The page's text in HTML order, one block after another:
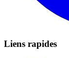
Liens rapides